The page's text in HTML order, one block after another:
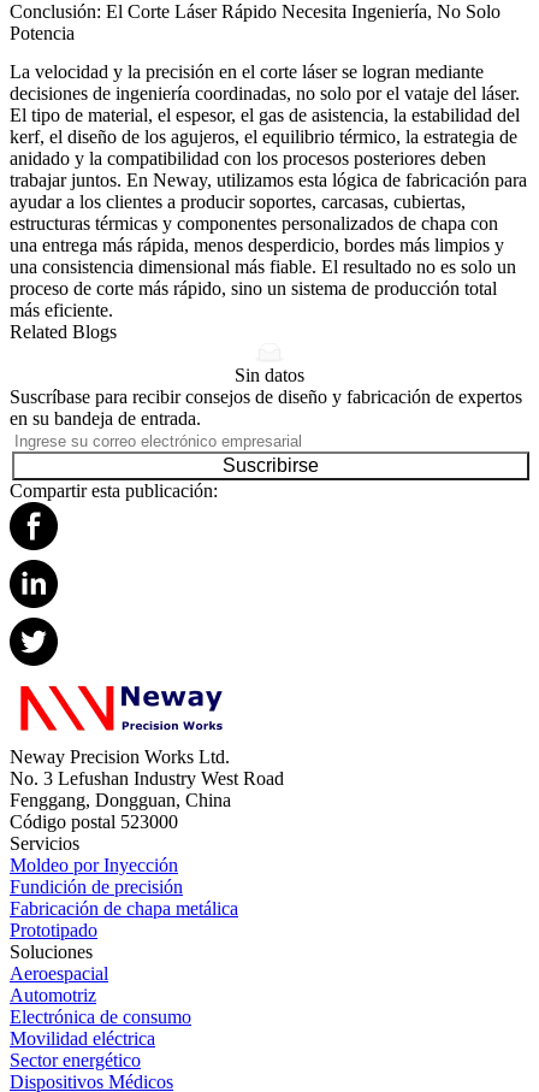
Conclusión: El Corte Láser Rápido Necesita Ingeniería, No Solo
Potencia
La velocidad y la precisión en el corte láser se logran mediante
decisiones de ingeniería coordinadas, no solo por el vataje del láser.
El tipo de material, el espesor, el gas de asistencia, la estabilidad del
kerf, el diseño de los agujeros, el equilibrio térmico, la estrategia de
anidado y la compatibilidad con los procesos posteriores deben
trabajar juntos. En Neway, utilizamos esta lógica de fabricación para
ayudar a los clientes a producir soportes, carcasas, cubiertas,
estructuras térmicas y componentes personalizados de chapa con
una entrega más rápida, menos desperdicio, bordes más limpios y
una consistencia dimensional más fiable. El resultado no es solo un
proceso de corte más rápido, sino un sistema de producción total
más eficiente.
Related Blogs
Sin datos
Suscríbase para recibir consejos de diseño y fabricación de expertos
en su bandeja de entrada.
Suscribirse
Compartir esta publicación:
Neway Precision Works Ltd.
No. 3 Lefushan Industry West Road
Fenggang, Dongguan, China
Código postal 523000
Servicios
Moldeo por Inyección
Fundición de precisión
Fabricación de chapa metálica
Prototipado
Soluciones
Aeroespacial
Automotriz
Electrónica de consumo
Movilidad eléctrica
Sector energético
Dispositivos Médicos